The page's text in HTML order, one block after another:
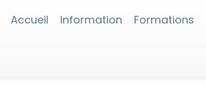
Accueil Information Formations